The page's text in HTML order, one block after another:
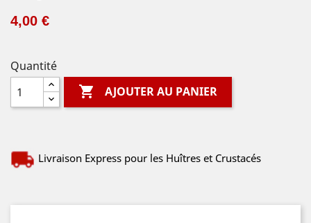
4,00 €
Quantité
 AJOUTER AU PANIER
Livraison Express pour les Huîtres et Crustacés